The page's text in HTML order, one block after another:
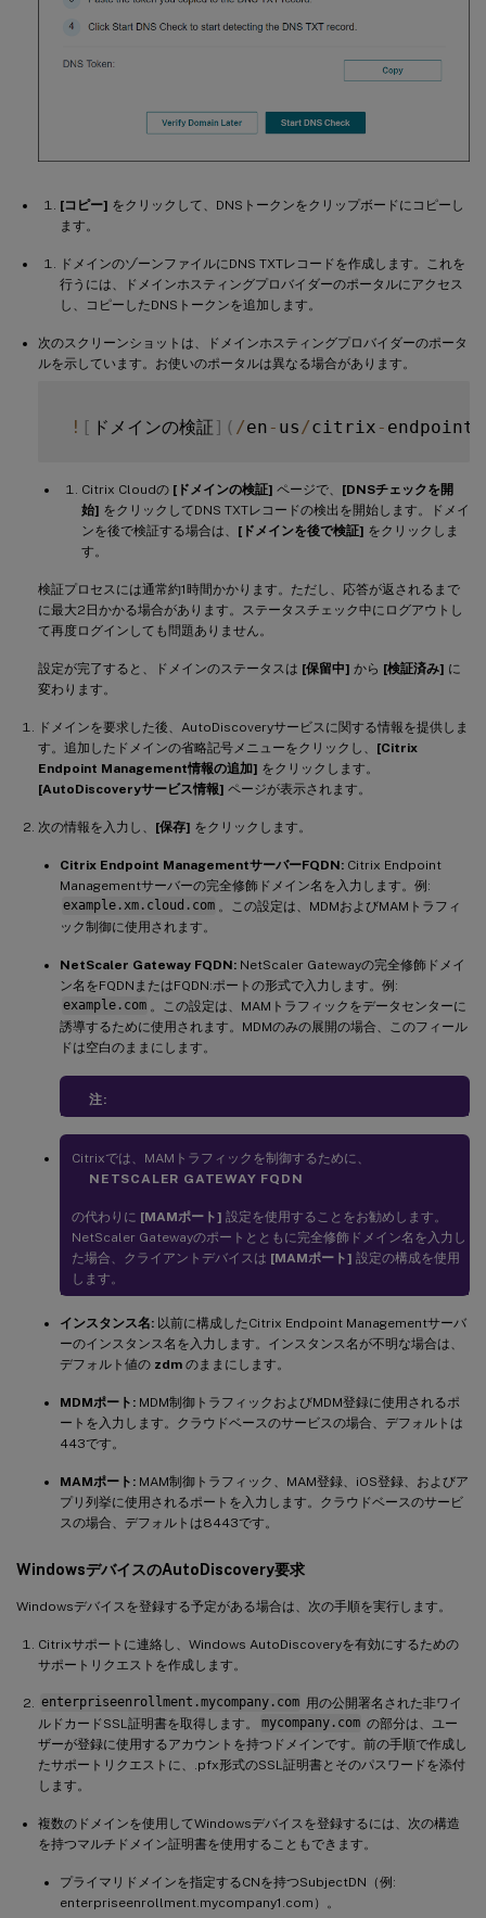
[コピー] をクリックして、DNSトークンをクリップボードにコピーし
ます。
ドメインのゾーンファイルにDNS TXTレコードを作成します。これを
行うには、ドメインホスティングプロバイダーのポータルにアクセス
し、コピーしたDNSトークンを追加します。
次のスクリーンショットは、ドメインホスティングプロバイダーのポータ
ルを示しています。お使いのポータルは異なる場合があります。
! [ ドメインの検証 ] ( /en - us /citrix - endpoint
Citrix Cloudの [ドメインの検証] ページで、 [DNSチェックを開
始] をクリックしてDNS TXTレコードの検出を開始します。ドメイ
ンを後で検証する場合は、 [ドメインを後で検証] をクリックしま
す。
検証プロセスには通常約1時間かかります。ただし、応答が返されるまで
に最大2日かかる場合があります。ステータスチェック中にログアウトし
て再度ログインしても問題ありません。
設定が完了すると、ドメインのステータスは [保留中] から [検証済み] に
変わります。
ドメインを要求した後、AutoDiscoveryサービスに関する情報を提供しま
す。追加したドメインの省略記号メニューをクリックし、 [Citrix
Endpoint Management情報の追加] をクリックします。
[AutoDiscoveryサービス情報] ページが表示されます。
次の情報を入力し、 [保存] をクリックします。
Citrix Endpoint ManagementサーバーFQDN: Citrix Endpoint
Managementサーバーの完全修飾ドメイン名を入力します。例:
example.xm.cloud.com 。この設定は、MDMおよびMAMトラフィ
ック制御に使用されます。
NetScaler Gateway FQDN: NetScaler Gatewayの完全修飾ドメイ
ン名をFQDNまたはFQDN:ポートの形式で入力します。例:
example.com 。この設定は、MAMトラフィックをデータセンターに
誘導するために使用されます。MDMのみの展開の場合、このフィール
ドは空白のままにします。
注:
Citrixでは、MAMトラフィックを制御するために、
NETSCALER GATEWAY FQDN
の代わりに [MAMポート] 設定を使用することをお勧めします。
NetScaler Gatewayのポートとともに完全修飾ドメイン名を入力し
た場合、クライアントデバイスは [MAMポート] 設定の構成を使用
します。
インスタンス名: 以前に構成したCitrix Endpoint Managementサーバ
ーのインスタンス名を入力します。インスタンス名が不明な場合は、
デフォルト値の zdm のままにします。
MDMポート: MDM制御トラフィックおよびMDM登録に使用されるポ
ートを入力します。クラウドベースのサービスの場合、デフォルトは
443です。
MAMポート: MAM制御トラフィック、MAM登録、iOS登録、およびア
プリ列挙に使用されるポートを入力します。クラウドベースのサービ
スの場合、デフォルトは8443です。
WindowsデバイスのAutoDiscovery要求
Windowsデバイスを登録する予定がある場合は、次の手順を実行します。
Citrixサポートに連絡し、Windows AutoDiscoveryを有効にするための
サポートリクエストを作成します。
enterpriseenrollment.mycompany.com 用の公開署名された非ワイ
ルドカードSSL証明書を取得します。
mycompany.com の部分は、ユー
ザーが登録に使用するアカウントを持つドメインです。前の手順で作成し
たサポートリクエストに、.pfx形式のSSL証明書とそのパスワードを添付
します。
複数のドメインを使用してWindowsデバイスを登録するには、次の構造
を持つマルチドメイン証明書を使用することもできます。
プライマリドメインを指定するCNを持つSubjectDN（例:
enterpriseenrollment.mycompany1.com）。